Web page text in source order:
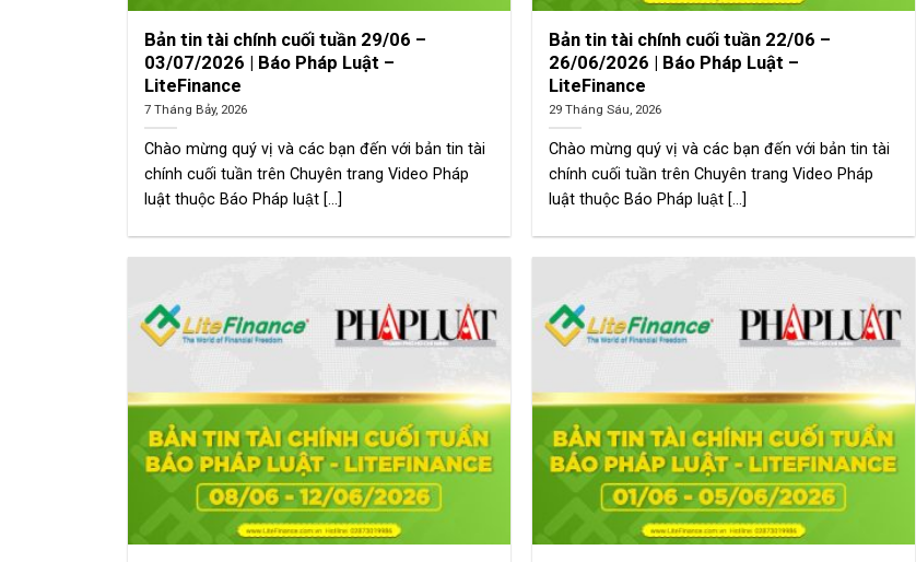
Bản tin tài chính cuối tuần 29/06 –
03/07/2026 | Báo Pháp Luật –
LiteFinance
7 Tháng Bảy, 2026
Chào mừng quý vị và các bạn đến với bản tin tài
chính cuối tuần trên Chuyên trang Video Pháp
luật thuộc Báo Pháp luật [...]
Bản tin tài chính cuối tuần 22/06 –
26/06/2026 | Báo Pháp Luật –
LiteFinance
29 Tháng Sáu, 2026
Chào mừng quý vị và các bạn đến với bản tin tài
chính cuối tuần trên Chuyên trang Video Pháp
luật thuộc Báo Pháp luật [...]